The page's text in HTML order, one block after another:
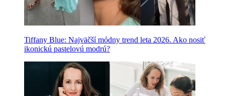
Tiffany Blue: Najväčší módny trend leta 2026. Ako nosiť
ikonickú pastelovú modrú?